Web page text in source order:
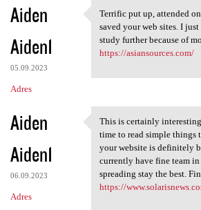
Aiden
Aiden1
05.09.2023
Adres
Terrific put up,
Terrific put up, attended
saved your web sites. I
study further because of
https://asiansources.com/
Aiden
Aiden1
06.09.2023
Adres
This is certainly
This is certainly
time to read simple things
your website is definitely
currently have fine team in
spreading stay the best.
https://